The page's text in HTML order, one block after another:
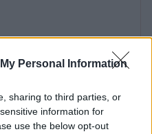
Personal Information
sharing to third parties, or
information for
use the below opt-out